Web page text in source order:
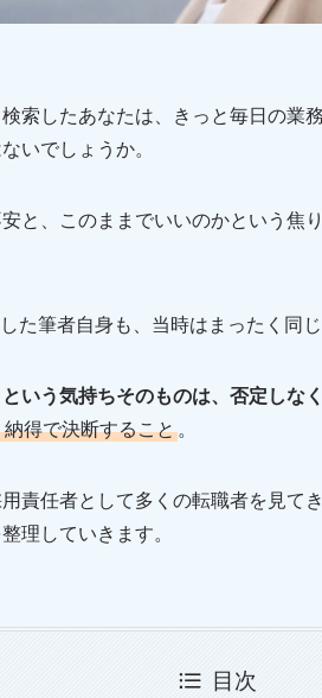
索したあなたは、きっと毎日の業
いでしょうか。
と、このままでいいのかという焦
た筆者自身も、当時はまったく同
という気持ちそのものは、否定しな
得で決断すること 。
責任者として多くの転職者を見て
理していきます。
目次